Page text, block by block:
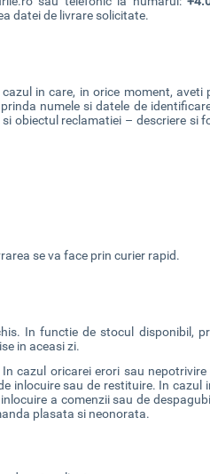
datei de livrare solicitate.
in care, in orice moment, aveti
numele si datele de
obiectul reclamatiei – descriere si
se va face prin curier rapid.
In functie de stocul disponibil,
in aceasi zi.
cazul oricarei erori sau nepotrivire
inlocuire sau de restituire. In cazul
a comenzii sau de
plasata si neonorata.